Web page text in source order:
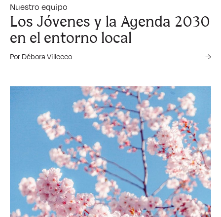
Nuestro equipo
Los Jóvenes y la Agenda 2030
en el entorno local
Por Débora Villecco →